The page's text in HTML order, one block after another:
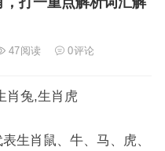
47阅读 0评论
肖兔,生肖虎
生肖鼠、牛、马、虎、